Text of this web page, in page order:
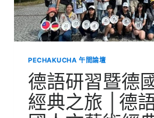
│2023
明
道
中
德
國
教
育
旅
PECHAKUCHA 午間論壇
德語研習暨德
經典之旅 │德